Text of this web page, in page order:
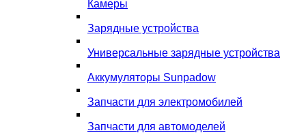
Камеры
Зарядные устройства
Универсальные зарядные устройства
Аккумуляторы Sunpadow
Запчасти для электромобилей
Запчасти для автомоделей